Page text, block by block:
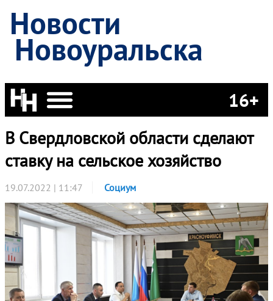
Новости
Новоуральска
16+
В Свердловской области сделают
ставку на сельское хозяйство
19.07.2022 | 11:47 Социум